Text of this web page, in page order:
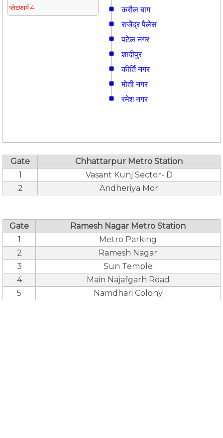
प्लेटफार्म 4
करौल बाग
राजेंद्र पैलेस
पटेल नगर
शादीपुर
कीर्ति नगर
मोती नगर
रमेश नगर
Gate
Chhattarpur Metro Station
1
Vasant Kunj Sector- D
2
Andheriya Mor
Gate
Ramesh Nagar Metro Station
1
Metro Parking
2
Ramesh Nagar
3
Sun Temple
4
Main Najafgarh Road
5
Namdhari Colony